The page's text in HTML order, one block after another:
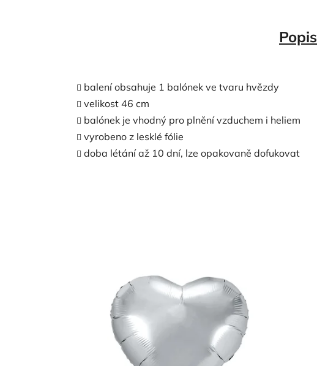
Popis
balení obsahuje 1 balónek ve tvaru hvězdy
velikost 46 cm
balónek je vhodný pro plnění vzduchem i heliem
vyrobeno z lesklé fólie
doba létání až 10 dní, lze opakovaně dofukovat